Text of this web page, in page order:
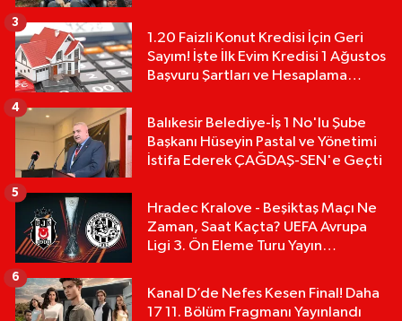
1.20 Faizli Konut Kredisi İçin Geri
Sayım! İşte İlk Evim Kredisi 1 Ağustos
Başvuru Şartları ve Hesaplama
3
Balıkesir Belediye-İş 1 No'lu Şube
Başkanı Hüseyin Pastal ve Yönetimi
İstifa Ederek ÇAĞDAŞ-SEN'e Geçti
4
Hradec Kralove - Beşiktaş Maçı Ne
Zaman, Saat Kaçta? UEFA Avrupa
Ligi 3. Ön Eleme Turu Yayın
5
Kanal D’de Nefes Kesen Final! Daha
17 11. Bölüm Fragmanı Yayınlandı
6